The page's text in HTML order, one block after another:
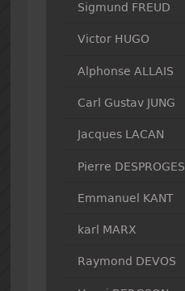
Sigmund FREUD
Victor HUGO
Alphonse ALLAIS
Carl Gustav JUNG
Jacques LACAN
Pierre DESPROGES
Emmanuel KANT
karl MARX
Raymond DEVOS